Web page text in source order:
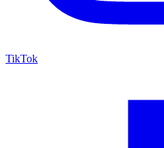
TikTok